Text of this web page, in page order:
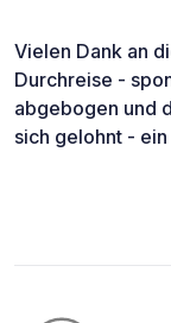
Vielen Dank an
Durchreise -
abgebogen und
sich gelohnt -